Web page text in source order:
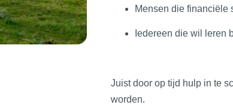
Mensen die financiële
Iedereen die wil leren
Juist door op tijd hulp in te
worden.